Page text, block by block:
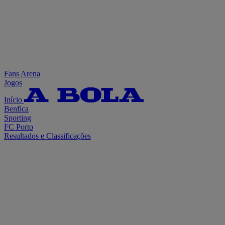
Fans Arena
Jogos
Início
Benfica
Sporting
FC Porto
Resultados e Classificações